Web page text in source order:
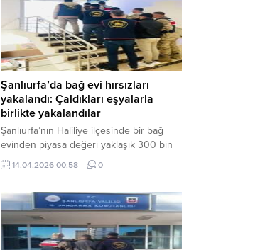
Mahallesi’nde bulunan Ahmet Koyuncu
Mesleki...
Şanlıurfa’da bağ evi hırsızları
yakalandı: Çaldıkları eşyalarla
birlikte yakalandılar
Şanlıurfa’nın Haliliye ilçesinde bir bağ
evinden piyasa değeri yaklaşık 300 bin
TL olan eşyaları çalan şüpheliler,
jandarmanın başarılı operasyonuyla
şüpheliden 2’si tutuklanarak cezaevine
gönderildi. Haber Merkezi – Şanlıurfa İl
Jandarma Komutanlığı, “Faili Meçhul
Hırsızlık Olaylarının Aydınlatılmasına”
14.04.2026 00:58 0